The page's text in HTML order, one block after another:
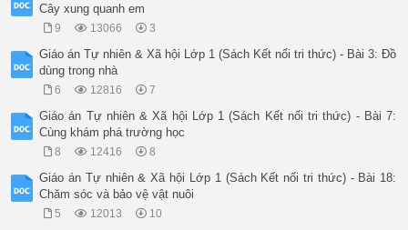
Cây xung quanh em
9 13066 3
Giáo án Tự nhiên & Xã hội Lớp 1 (Sách Kết nối tri thức) - Bài 3: Đồ
dùng trong nhà
6 12816 7
Giáo án Tự nhiên & Xã hội Lớp 1 (Sách Kết nối tri thức) - Bài 7:
Cùng khám phá trường học
8 12416 8
Giáo án Tự nhiên & Xã hội Lớp 1 (Sách Kết nối tri thức) - Bài 18:
Chăm sóc và bảo vệ vật nuôi
5 12013 10